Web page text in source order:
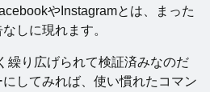
やInstagramとは、まった
しに現れます。
繰り広げられて検証済みなのだ
してみれば、使い慣れたコマン